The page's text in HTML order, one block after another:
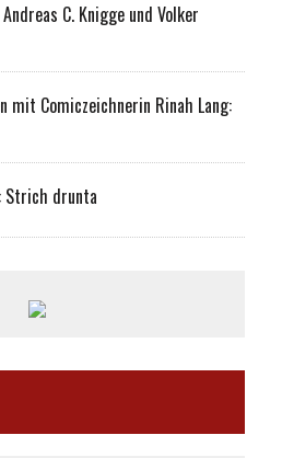
C. Knigge und Volker
mit Comiczeichnerin Rinah Lang:
Strich drunta